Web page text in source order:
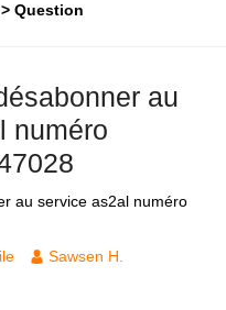
Question
au
numéro
au service as2al numéro
Sawsen H.